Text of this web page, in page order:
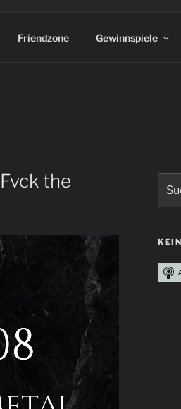
Friendzone Gewinnspiele
the